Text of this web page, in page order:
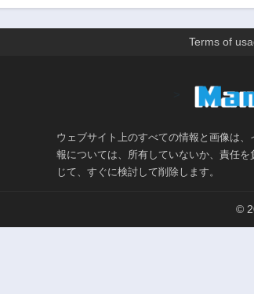
Terms of
ウェブサイト上のすべての情報と画像は
報については、所有していないか、責任
じて、すぐに検討して削除します。
©